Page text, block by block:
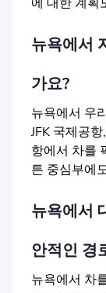
뉴욕에서
가요?
뉴욕에서 우
JFK 국제공
항에서 차를
튼 중심부에
뉴욕에서
안적인 경
뉴욕에서 차